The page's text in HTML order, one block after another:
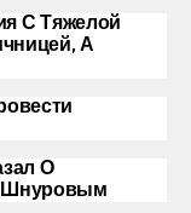
С Тяжелой
А
О
Шнуровым